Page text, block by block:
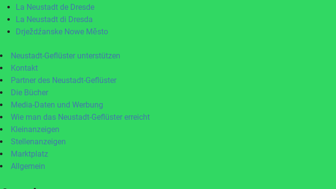
La Neustadt de Dresde
La Neustadt di Dresda
Drježdźanske Nowe Město
Neustadt-Geflüster unterstützen
Kontakt
Partner des Neustadt-Geflüster
Die Bücher
Media-Daten und Werbung
Wie man das Neustadt-Geflüster erreicht
Kleinanzeigen
Stellenanzeigen
Marktplatz
Allgemein